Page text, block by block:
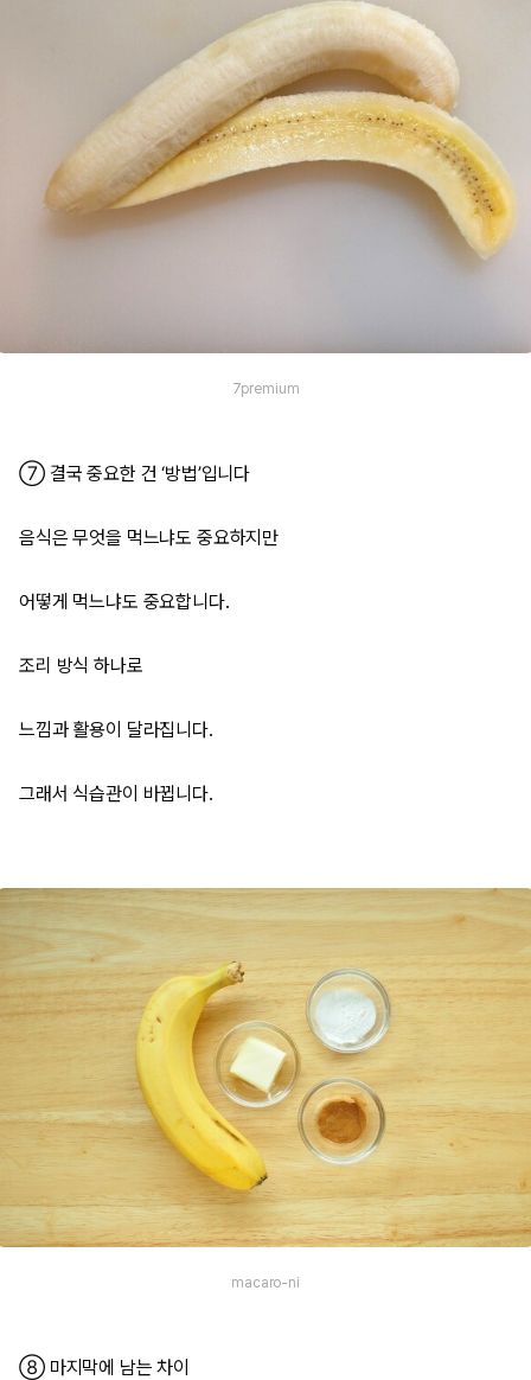
7premium
⑦ 결국 중요한 건 ‘방법’입니다
음식은 무엇을 먹느냐도 중요하지만
어떻게 먹느냐도 중요합니다.
조리 방식 하나로
느낌과 활용이 달라집니다.
그래서 식습관이 바뀝니다.
macaro-ni
⑧ 마지막에 남는 차이